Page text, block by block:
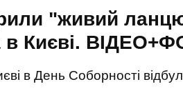
"живий
в Києві.
в День Соборності